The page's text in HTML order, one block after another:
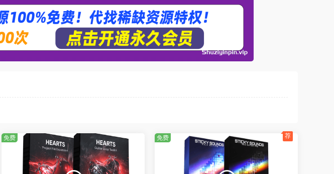
免费 免费 荐